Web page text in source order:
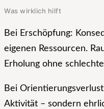
Was wirklich hilft
Bei Erschöpfung:
eigenen Ressourcen.
Erholung ohne
Bei
Aktivität – sondern